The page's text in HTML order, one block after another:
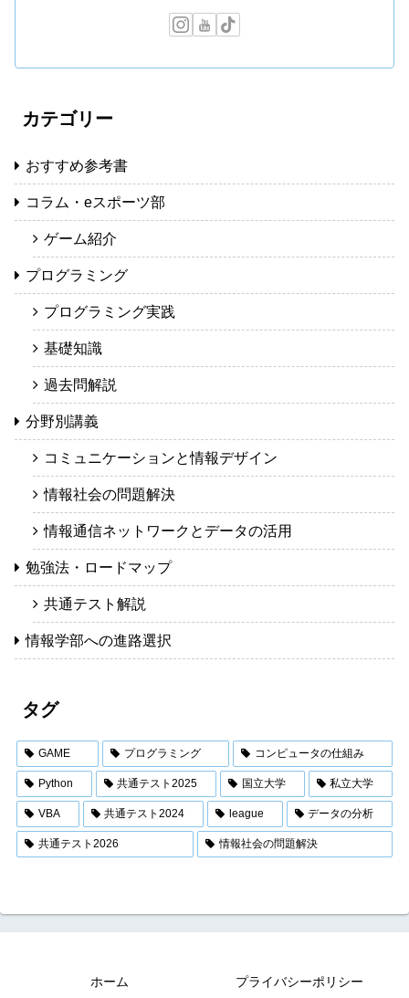
カテゴリー
おすすめ参考書
コラム・eスポーツ部
ゲーム紹介
プログラミング
プログラミング実践
基礎知識
過去問解説
分野別講義
コミュニケーションと情報デザイン
情報社会の問題解決
情報通信ネットワークとデータの活用
勉強法・ロードマップ
共通テスト解説
情報学部への進路選択
タグ
GAME プログラミング コンピュータの仕組み
Python 共通テスト2025 国立大学 私立大学
VBA 共通テスト2024 league データの分析
共通テスト2026 情報社会の問題解決
ホーム プライバシーポリシー